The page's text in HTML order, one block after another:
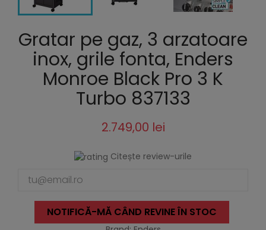
Gratar pe gaz, 3 arzatoare
inox, grile fonta, Enders
Monroe Black Pro 3 K
Turbo 837133
2.749,00 lei
Citește review-urile
NOTIFICĂ-MĂ CÂND REVINE ÎN STOC